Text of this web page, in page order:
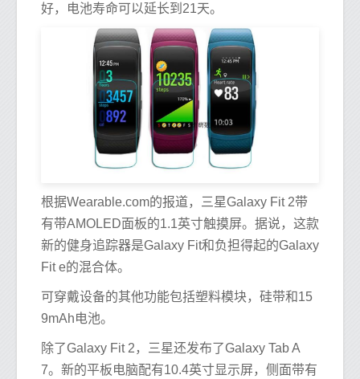
好，电池寿命可以延长到21天。
根据Wearable.com的报道，三星Galaxy Fit 2带
有带AMOLED面板的1.1英寸触摸屏。据说，这款
新的健身追踪器是Galaxy Fit和负担得起的Galaxy
Fit e的混合体。
可穿戴设备的其他功能包括塑料模块，硅带和15
9mAh电池。
除了Galaxy Fit 2，三星还发布了Galaxy Tab A
7。新的平板电脑配有10.4英寸显示屏，侧面带有